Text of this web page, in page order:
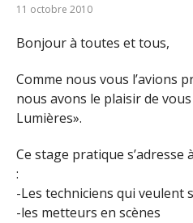
11 octobre 2010
Bonjour à toutes et tous,
Comme nous vous l’avions
nous avons le plaisir de
Lumières».
Ce stage pratique s’adresse
:
-Les techniciens qui veulent
-les metteurs en scènes